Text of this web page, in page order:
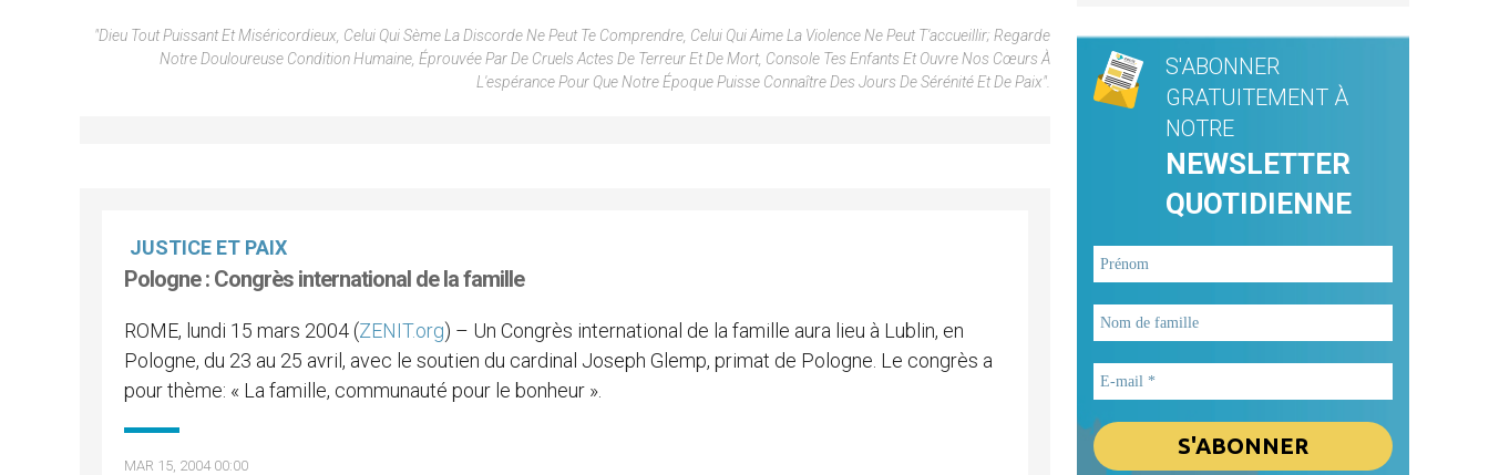
"Dieu Tout Puissant Et Miséricordieux, Celui Qui Sème La Discorde Ne Peut Te Comprendre, Celui Qui Aime La Violence Ne Peut T'accueillir; Regarde
Notre Douloureuse Condition Humaine, Éprouvée Par De Cruels Actes De Terreur Et De Mort, Console Tes Enfants Et Ouvre Nos Cœurs À
L'espérance Pour Que Notre Époque Puisse Connaître Des Jours De Sérénité Et De Paix".
JUSTICE ET PAIX
Pologne : Congrès international de la famille
ROME, lundi 15 mars 2004 (ZENIT.org) – Un Congrès international de la famille aura lieu à Lublin, en
Pologne, du 23 au 25 avril, avec le soutien du cardinal Joseph Glemp, primat de Pologne. Le congrès a
pour thème: « La famille, communauté pour le bonheur ».
MAR 15, 2004 00:00
S'ABONNER
GRATUITEMENT À
NOTRE
NEWSLETTER
QUOTIDIENNE